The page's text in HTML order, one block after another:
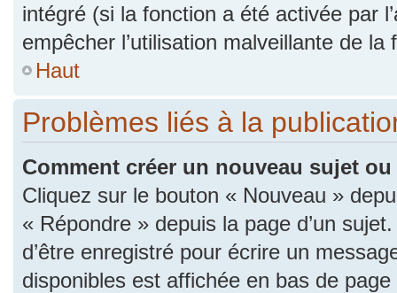
intégré (si la fonction a été activée par
empêcher l’utilisation malveillante de
Haut
Problèmes liés à la
Comment créer un nouveau sujet
Cliquez sur le bouton « Nouveau »
« Répondre » depuis la page d’un
d’être enregistré pour écrire un
disponibles est affichée en bas de